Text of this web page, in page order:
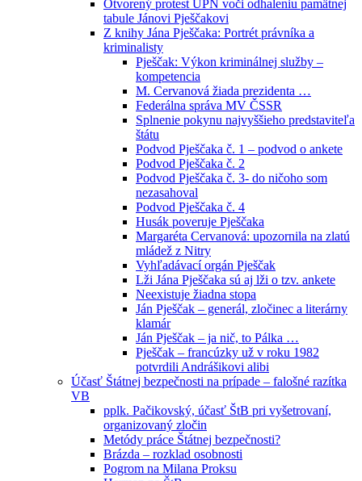
Otvorený protest ÚPN voči odhaleniu pamätnej
tabule Jánovi Pješčakovi
Z knihy Jána Pješčaka: Portrét právníka a
kriminalisty
Pješčak: Výkon kriminálnej služby –
kompetencia
M. Cervanová žiada prezidenta …
Federálna správa MV ČSSR
Splnenie pokynu najvyššieho predstaviteľa
štátu
Podvod Pješčaka č. 1 – podvod o ankete
Podvod Pješčaka č. 2
Podvod Pješčaka č. 3- do ničoho som
nezasahoval
Podvod Pješčaka č. 4
Husák poveruje Pješčaka
Margaréta Cervanová: upozornila na zlatú
mládež z Nitry
Vyhľadávací orgán Pješčak
Lži Jána Pješčaka sú aj lži o tzv. ankete
Neexistuje žiadna stopa
Ján Pješčak – generál, zločinec a literárny
klamár
Ján Pješčak – ja nič, to Pálka …
Pješčak – francúzky už v roku 1982
potvrdili Andrášikovi alibi
Účasť Štátnej bezpečnosti na prípade – falošné razítka
VB
pplk. Pačikovský, účasť ŠtB pri vyšetrovaní,
organizovaný zločin
Metódy práce Štátnej bezpečnosti?
Brázda – rozklad osobnosti
Pogrom na Milana Proksu